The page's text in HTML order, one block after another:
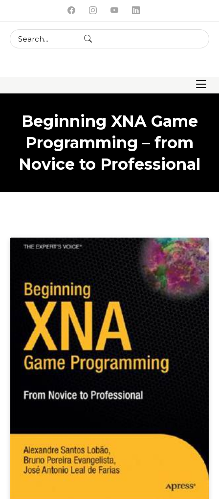
content
Beginning XNA Game
Programming – from
Novice to Professional